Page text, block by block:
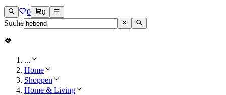
0 0
Suche
...
Home
Shoppen
Home & Living